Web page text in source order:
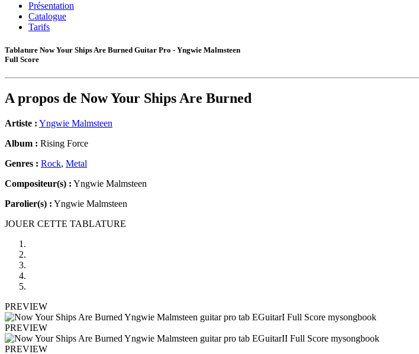
Présentation
Catalogue
Tarifs
Tablature Now Your Ships Are Burned Guitar Pro - Yngwie Malmsteen
Full Score
A propos de Now Your Ships Are Burned
Artiste : Yngwie Malmsteen
Album : Rising Force
Genres : Rock, Metal
Compositeur(s) : Yngwie Malmsteen
Parolier(s) : Yngwie Malmsteen
JOUER CETTE TABLATURE
PREVIEW
PREVIEW
PREVIEW